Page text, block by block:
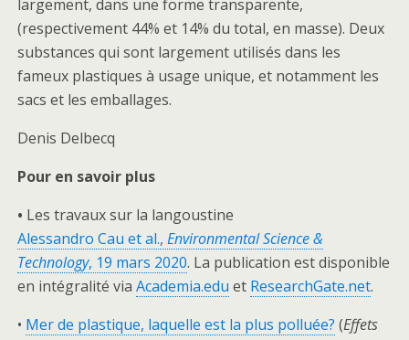
largement, dans une forme transparente,
(respectivement 44% et 14% du total, en masse). Deux
substances qui sont largement utilisés dans les
fameux plastiques à usage unique, et notamment les
sacs et les emballages.
Denis Delbecq
Pour en savoir plus
• Les travaux sur la langoustine
Alessandro Cau et al., Environmental Science &
Technology, 19 mars 2020. La publication est disponible
en intégralité via Academia.edu et ResearchGate.net.
• Mer de plastique, laquelle est la plus polluée? (Effets